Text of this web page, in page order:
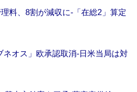
料、8割が減収に‐「在総2」算定
ネオス」欧承認取消‐日米当局は対